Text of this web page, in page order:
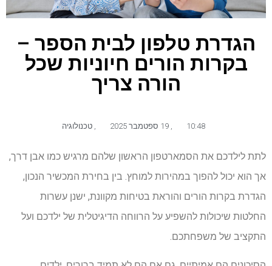
הגדרת טלפון לבית הספר –
בקרות הורים חיוניות שכל
הורה צריך
10:48 טכנולוגיה
לתת לילדכם את הסמארטפון הראשון שלהם מרגיש כמו אבן דרך,
אך הוא יכול להפוך במהירות למוחץ. בין בחירת המכשיר הנכון,
הגדרת בקרות הורים והוראת בטיחות מקוונת, ישנן עשרות
החלטות שיכולות להשפיע על הרווחה הדיגיטלית של ילדכם ועל
התקציב של משפחתכם.